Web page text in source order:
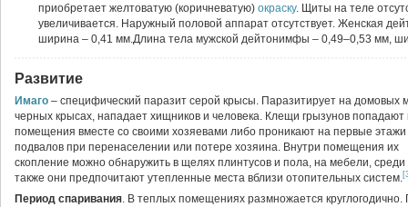
приобретает желтоватую (коричневатую) окраску. Щиты на теле
увеличивается. Наружный половой аппарат отсутствует. Женская
ширина – 0,41 мм.Длина тела мужской дейтонимфы – 0,49–0,53 мм,
Развитие
Имаго – специфический паразит серой крысы. Паразитирует на домовых
черных крысах, нападает хищников и человека. Клещи грызунов попадают
помещения вместе со своими хозяевами либо проникают на первые этажи
подвалов при перенаселении или потере хозяина. Внутри помещения их
скопление можно обнаружить в щелях плинтусов и пола, на мебели, среди
также они предпочитают утепленные места вблизи отопительных систем.
Период спаривания. В теплых помещениях размножается круглогодично.